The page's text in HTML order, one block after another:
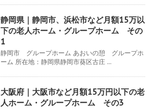
静岡県｜静岡市、浜松市など月額15万以
下の老人ホーム・グループホーム その
1
静岡市 グループホーム あおいの憩 グループホ
ーム 所在地：静岡県静岡市葵区古庄 ...
大阪府｜大阪市など月額15万円以下の老
人ホーム・グループホーム その3